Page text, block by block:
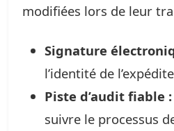
modifiées lors de leur
Signature
l’identité de
Piste d’audit fiable :
suivre le processus